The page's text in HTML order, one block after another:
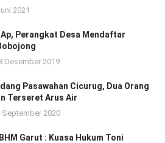
2021
Perangkat Desa Mendaftar
Desember 2019
Pasawahan Cicurug, Dua Orang
Terseret Arus Air
September 2020
Garut : Kuasa Hukum Toni